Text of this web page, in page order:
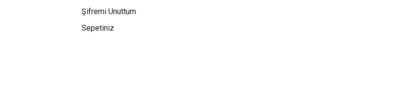
Şifremi Unuttum
Sepetiniz